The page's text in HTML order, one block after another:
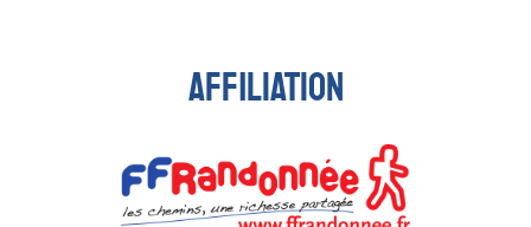
Affiliation